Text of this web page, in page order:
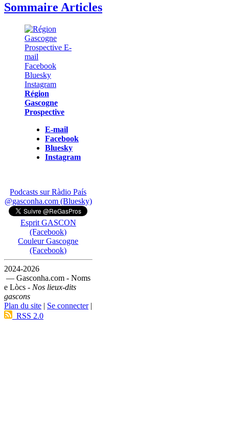
Sommaire Articles
Région
Gascogne
Prospective
E-mail
Facebook
Bluesky
Instagram
Podcasts sur Ràdio País
@gasconha.com (Bluesky)
Esprit GASCON
(Facebook)
Couleur Gascogne
(Facebook)
2024-2026
— Gasconha.com - Noms
e Lòcs - Nos lieux-dits
gascons
Plan du site | Se connecter|
RSS 2.0